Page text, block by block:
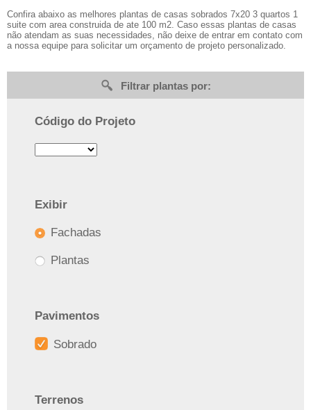
Confira abaixo as melhores plantas de casas sobrados 7x20 3 quartos 1
suite com area construida de ate 100 m2. Caso essas plantas de casas
não atendam as suas necessidades, não deixe de entrar em contato com
a nossa equipe para solicitar um orçamento de projeto personalizado.
Filtrar plantas por:
Código do Projeto
Exibir
Fachadas
Plantas
Pavimentos
Sobrado
Terrenos